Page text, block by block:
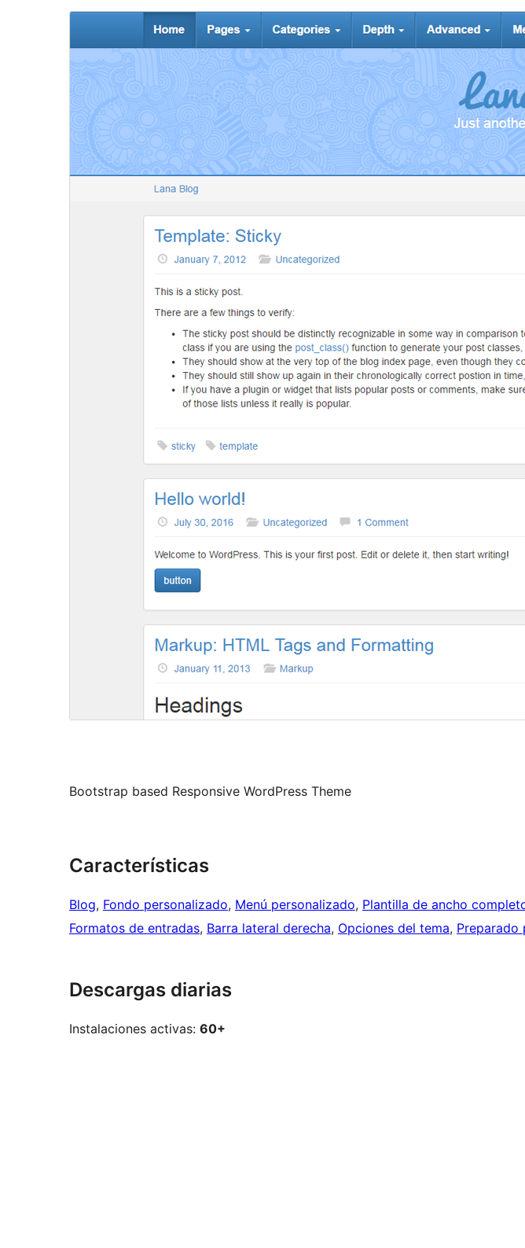
Bootstrap based Responsive WordPress Theme
Características
Blog, Fondo personalizado, Menú personalizado, Plantilla de ancho
Formatos de entradas, Barra lateral derecha, Opciones del tema, Preparado
Descargas diarias
Instalaciones activas: 60+